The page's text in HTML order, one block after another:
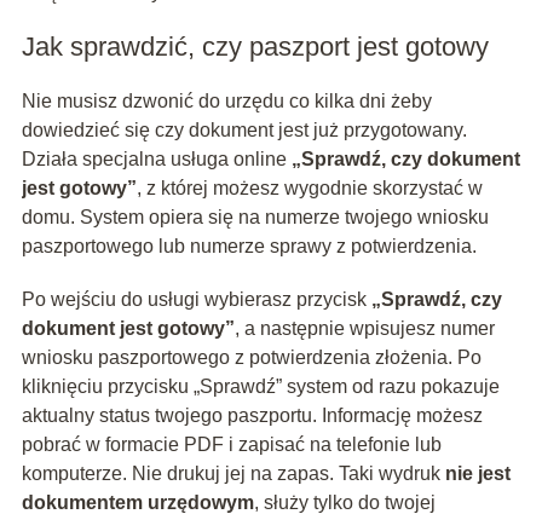
Jak sprawdzić, czy paszport jest gotowy
Nie musisz dzwonić do urzędu co kilka dni żeby
dowiedzieć się czy dokument jest już przygotowany.
Działa specjalna usługa online „Sprawdź, czy dokument
jest gotowy”, z której możesz wygodnie skorzystać w
domu. System opiera się na numerze twojego wniosku
paszportowego lub numerze sprawy z potwierdzenia.
Po wejściu do usługi wybierasz przycisk „Sprawdź, czy
dokument jest gotowy”, a następnie wpisujesz numer
wniosku paszportowego z potwierdzenia złożenia. Po
kliknięciu przycisku „Sprawdź” system od razu pokazuje
aktualny status twojego paszportu. Informację możesz
pobrać w formacie PDF i zapisać na telefonie lub
komputerze. Nie drukuj jej na zapas. Taki wydruk nie jest
dokumentem urzędowym, służy tylko do twojej